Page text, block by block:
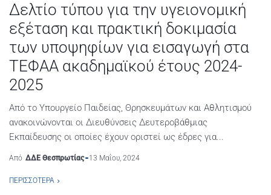
Δελτίο τύπου για την υγειονομική
εξέταση και πρακτική δοκιμασία
των υποψηφίων για εισαγωγή στα
ΤΕΦΑΑ ακαδημαϊκού έτους 2024-
2025
Από το Υπουργείο Παιδείας, Θρησκευμάτων και Αθλητισμού
ανακοινώνονται οι Διευθύνσεις Δευτεροβάθμιας
Εκπαίδευσης οι οποίες έχουν οριστεί ως έδρες για...
Από ΔΔΕ Θεσπρωτίας 13 Μαΐου, 2024
ΠΕΡΙΣΣΌΤΕΡΑ